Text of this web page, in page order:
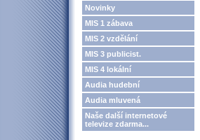
Novinky
MIS 1 zábava
MIS 2 vzdělání
MIS 3 publicist.
MIS 4 lokální
Audia hudební
Audia mluvená
Naše další internetové
televize zdarma...